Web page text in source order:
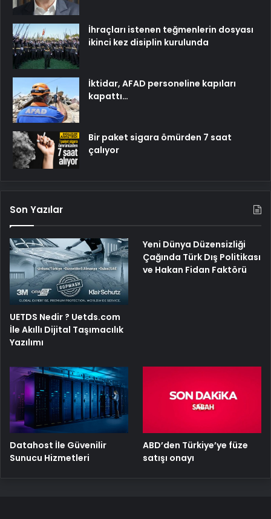
İhraçları istenen teğmenlerin dosyası
ikinci kez disiplin kurulunda
İktidar, AFAD personeline kapıları
kapattı…
Bir paket sigara ömürden 7 saat
çalıyor
Son Yazılar
UETDS Nedir ? Uetds.com
İle Akıllı Dijital Taşımacılık
Yazılımı
Yeni Dünya Düzensizliği
Çağında Türk Dış Politikası
ve Hakan Fidan Faktörü
Datahost İle Güvenilir
Sunucu Hizmetleri
ABD’den Türkiye’ye füze
satışı onayı